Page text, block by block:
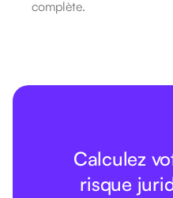
complète.
Calculez
risque